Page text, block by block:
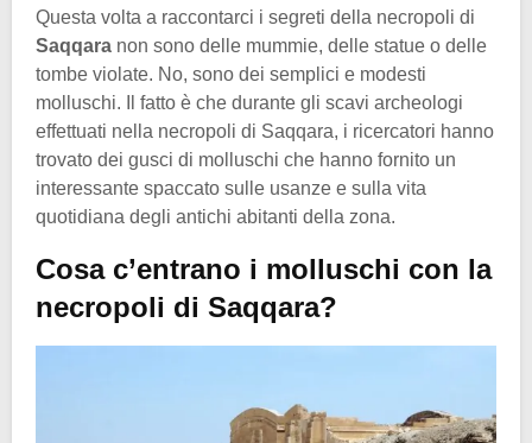
Questa volta a raccontarci i segreti della necropoli di
Saqqara non sono delle mummie, delle statue o delle
tombe violate. No, sono dei semplici e modesti
molluschi. Il fatto è che durante gli scavi archeologi
effettuati nella necropoli di Saqqara, i ricercatori hanno
trovato dei gusci di molluschi che hanno fornito un
interessante spaccato sulle usanze e sulla vita
quotidiana degli antichi abitanti della zona.
Cosa c’entrano i molluschi con la
necropoli di Saqqara?